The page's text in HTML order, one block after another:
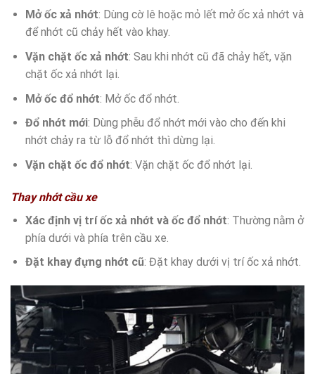
Mở ốc xả nhớt: Dùng cờ lê hoặc mỏ lết mở ốc xả nhớt và
để nhớt cũ chảy hết vào khay.
Vặn chặt ốc xả nhớt: Sau khi nhớt cũ đã chảy hết, vặn
chặt ốc xả nhớt lại.
Mở ốc đổ nhớt: Mở ốc đổ nhớt.
Đổ nhớt mới: Dùng phễu đổ nhớt mới vào cho đến khi
nhớt chảy ra từ lỗ đổ nhớt thì dừng lại.
Vặn chặt ốc đổ nhớt: Vặn chặt ốc đổ nhớt lại.
Thay nhớt cầu xe
Xác định vị trí ốc xả nhớt và ốc đổ nhớt: Thường nằm ở
phía dưới và phía trên cầu xe.
Đặt khay đựng nhớt cũ: Đặt khay dưới vị trí ốc xả nhớt.